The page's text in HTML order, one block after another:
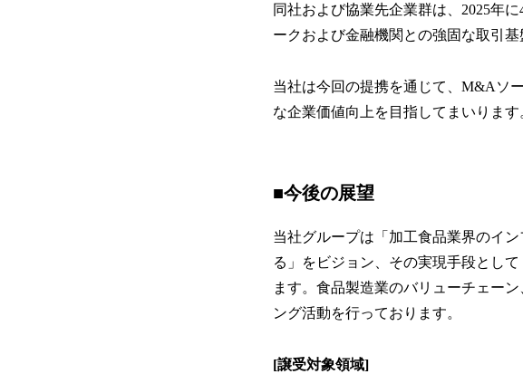
同社および協業先企業群は、2025年
ークおよび金融機関との強固な取引基
当社は今回の提携を通じて、M&Aソ
な企業価値向上を目指してまいります
■今後の展望
当社グループは「加工食品業界のイ
る」をビジョン、その実現手段とし
ます。食品製造業のバリューチェー
ング活動を行っております。
[譲受対象領域]